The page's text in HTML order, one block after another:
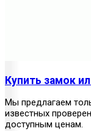
Купить замок
Мы предлагаем
известных
доступным ценам.